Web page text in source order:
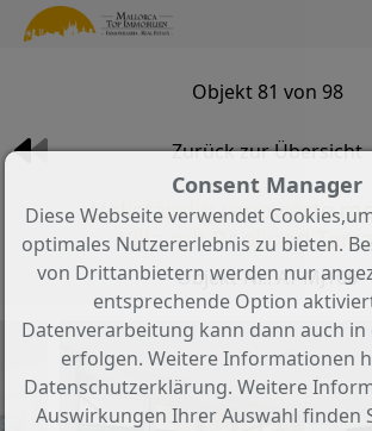
Objekt 81 von 98
Zurück zur Übersicht
Vollständig renovierte
Villa mit Pool und
Objekt-Nr.: AT-MJ106
Consent Manager
Diese Webseite verwendet
optimales Nutzererlebnis zu bieten.
von Drittanbietern werden nur
entsprechende Option
Datenverarbeitung kann dann auch
erfolgen. Weitere Informationen
Datenschutzerklärung. Weitere
Auswirkungen Ihrer Auswahl finden